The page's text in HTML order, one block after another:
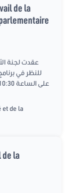
de la
et de la
la